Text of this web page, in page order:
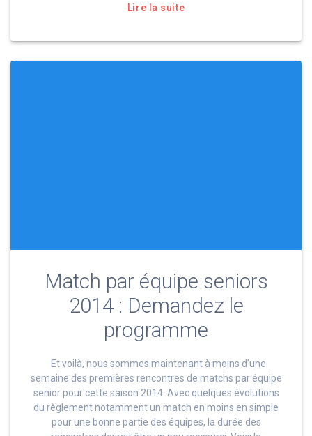
Lire la suite
Match par équipe seniors
2014 : Demandez le
programme
Et voilà, nous sommes maintenant à moins d’une
semaine des premières rencontres de matchs par équipe
senior pour cette saison 2014. Avec quelques évolutions
du règlement notamment un match en moins en simple
pour une bonne partie des équipes, la durée des